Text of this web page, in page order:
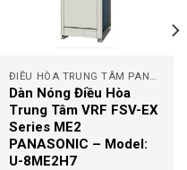
Dàn Nóng Điều Hòa
Trung Tâm VRF FSV-EX
Series ME2
PANASONIC – Model:
U-8ME2H7